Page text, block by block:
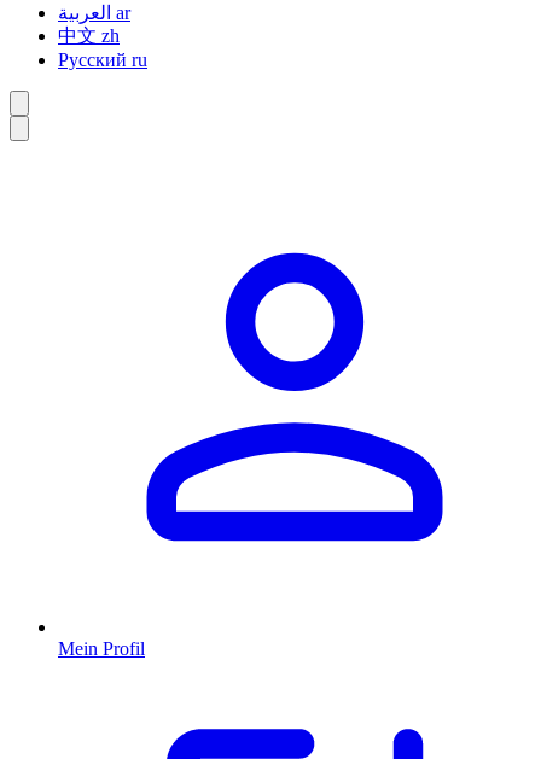
ar
中文 zh
Русский ru
Mein Profil